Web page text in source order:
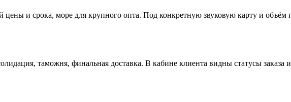
и срока, море для крупного опта. Под конкретную звуковую карту и объём
таможня, финальная доставка. В кабине клиента видны статусы